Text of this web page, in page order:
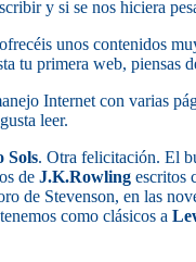
y si se nos hiciera
unos contenidos
tu primera web,
Internet con varias
leer.
Sols. Otra felicitación. El
de J.K.Rowling escritos
de Stevenson, en las
como clásicos a